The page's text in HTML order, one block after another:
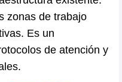
zonas de trabajo
Es un
de atención y